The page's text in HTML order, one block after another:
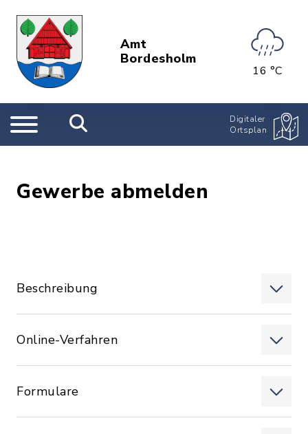
Amt
Bordesholm
16 °C
Digitaler
Ortsplan
Gewerbe abmelden
Beschreibung
Online-Verfahren
Formulare